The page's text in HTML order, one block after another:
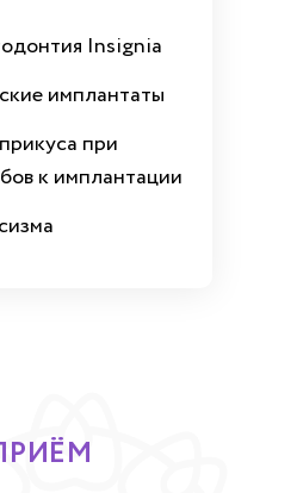
Insignia
имплантаты
при
к имплантации